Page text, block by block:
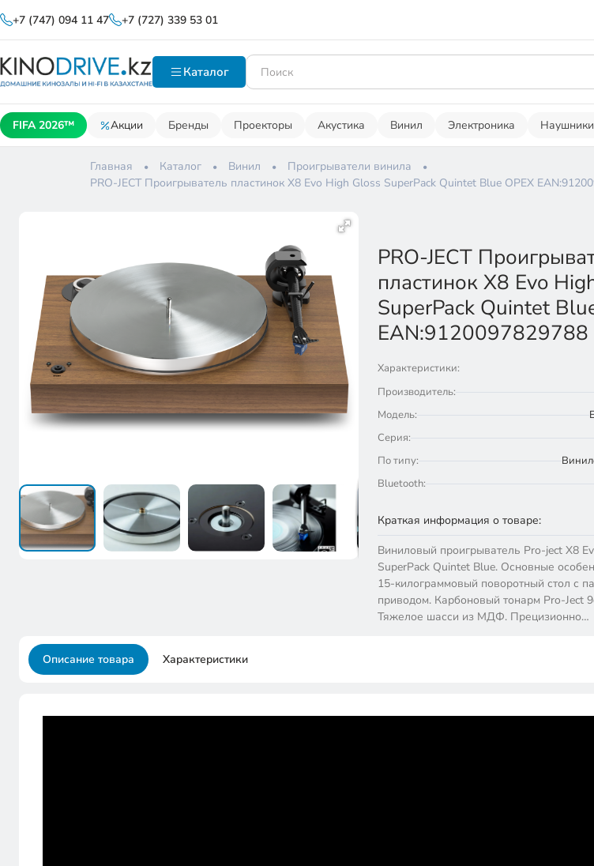
+7 (747) 094 11 47 +7 (727) 339 53 01
Каталог
FIFA 2026™ Акции Бренды Проекторы Акустика Винил Электроника Наушники
Главная Каталог Винил
Проигрыватели винила
PRO-JECT Проигрыватель пластинок X8 Evo High Gloss SuperPack Quintet Blue ОРЕХ
PRO-JECT
пластинок X8 Evo
SuperPack Quintet
EAN:9120097829788
Характеристики:
Производитель:
Модель:
Серия:
По типу:
Bluetooth:
Краткая информация о товаре:
Виниловый проигрыватель Pro-ject X8
SuperPack Quintet Blue. Основные
15-килограммовый поворотный стол с
приводом. Карбоновый тонарм Pro-Ject
Тяжелое шасси из МДФ. Прецизионно…
Описание товара Характеристики